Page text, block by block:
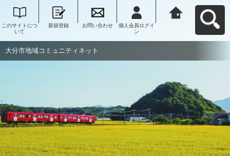
このサイトにつ
いて
新規登録 お問い合わせ
個人会員ログイ
ン
大分市地域コミュニティネット